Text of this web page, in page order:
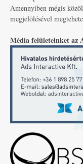
Amennyiben mégis
megjelölésével
Média felületeinket az